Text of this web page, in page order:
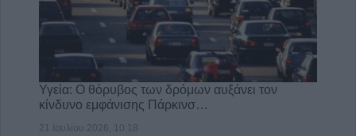
Υγεία: Ο θόρυβος των δρόμων αυξάνει τον
κίνδυνο εμφάνισης Πάρκινσ…
21 Ιουλίου 2026, 10:18